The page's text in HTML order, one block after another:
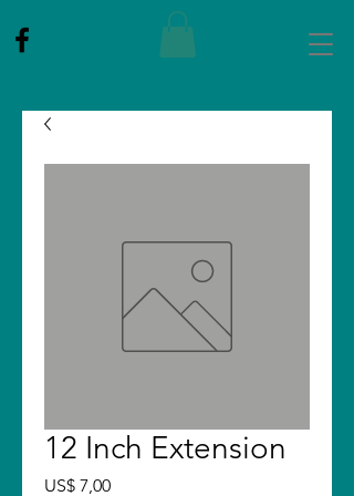
12 Inch Extension
US$ 7,00Price